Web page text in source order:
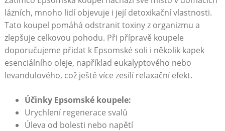
lázních, mnoho lidí objevuje i její detoxikační vlastnosti.
Tato koupel pomáhá odstranit toxiny z organizmu a
zlepšuje celkovou pohodu. Při přípravě koupele
doporučujeme přidat k Epsomské soli i několik kapek
esenciálního oleje, například eukalyptového nebo
levandulového, což ještě více zesílí relaxační efekt.
Účinky Epsomské koupele:
Urychlení regenerace svalů
Úleva od bolesti nebo napětí